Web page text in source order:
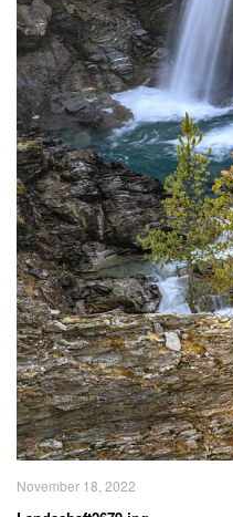
November 18, 2022